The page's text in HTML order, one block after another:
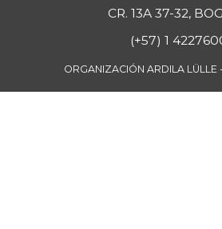
CR. 13A 37-32,
(+57) 1
ORGANIZACIÓN ARDILA LÜLLE